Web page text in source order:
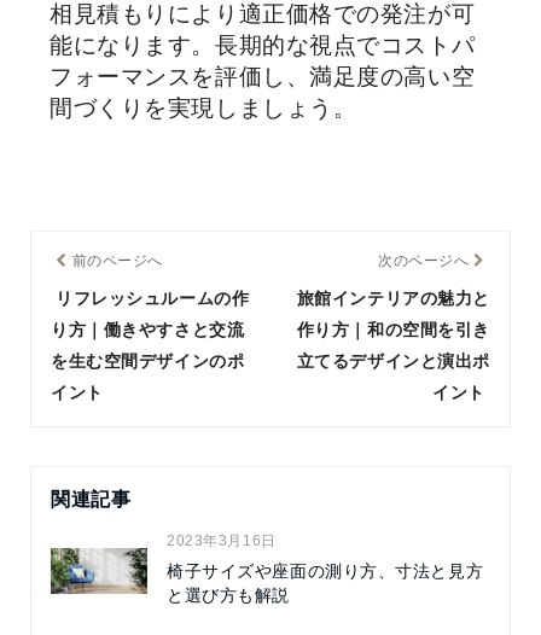
相見積もりにより適正価格での発注が可
能になります。長期的な視点でコストパ
フォーマンスを評価し、満足度の高い空
間づくりを実現しましょう。
前のページへ
リフレッシュルームの作
り方｜働きやすさと交流
を生む空間デザインのポ
イント
次のページへ
旅館インテリアの魅力と
作り方｜和の空間を引き
立てるデザインと演出ポ
イント
関連記事
2023年3月16日
椅子サイズや座面の測り方、寸法と見方
と選び方も解説